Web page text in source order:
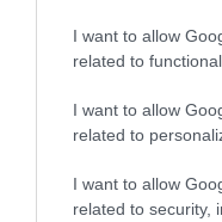
I want to allow
related to
I want to allow
related to
I want to allow
related to security,